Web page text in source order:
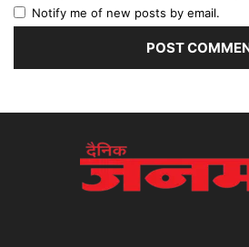
Notify me of new posts by email.